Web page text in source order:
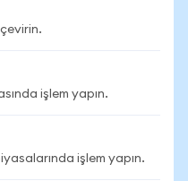
işlem yapın.
işlem yapın.